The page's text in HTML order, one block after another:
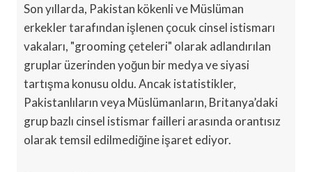
Son yıllarda, Pakistan kökenli ve Müslüman
erkekler tarafından işlenen çocuk cinsel istismarı
vakaları, "grooming çeteleri" olarak adlandırılan
gruplar üzerinden yoğun bir medya ve siyasi
tartışma konusu oldu. Ancak istatistikler,
Pakistanlıların veya Müslümanların, Britanya’daki
grup bazlı cinsel istismar failleri arasında orantısız
olarak temsil edilmediğine işaret ediyor.